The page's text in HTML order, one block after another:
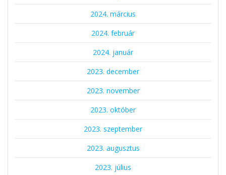
2024. március
2024. február
2024. január
2023. december
2023. november
2023. október
2023. szeptember
2023. augusztus
2023. július